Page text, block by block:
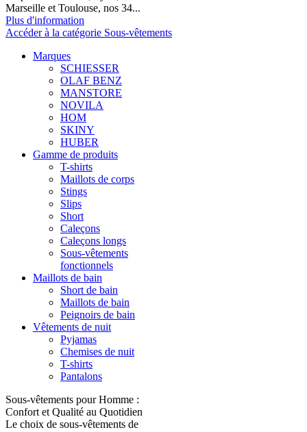
Marseille et Toulouse, nos 34...
Plus d'information
Accéder à la catégorie Sous-vêtements
Marques
SCHIESSER
OLAF BENZ
MANSTORE
NOVILA
HOM
SKINY
HUBER
Gamme de produits
T-shirts
Maillots de corps
Stings
Slips
Short
Caleçons
Caleçons longs
Sous-vêtements
fonctionnels
Maillots de bain
Short de bain
Maillots de bain
Peignoirs de bain
Vêtements de nuit
Pyjamas
Chemises de nuit
T-shirts
Pantalons
Sous-vêtements pour Homme :
Confort et Qualité au Quotidien
Le choix de sous-vêtements de